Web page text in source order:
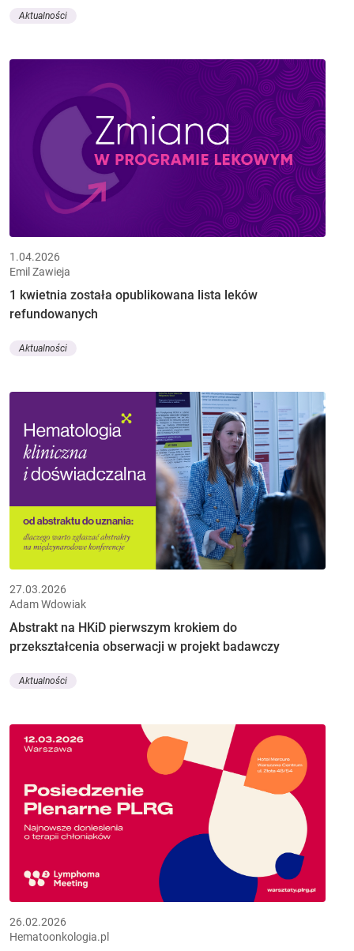
Aktualności
1.04.2026
Emil Zawieja
1 kwietnia została opublikowana lista leków
refundowanych
Aktualności
27.03.2026
Adam Wdowiak
Abstrakt na HKiD pierwszym krokiem do
przekształcenia obserwacji w projekt badawczy
Aktualności
26.02.2026
Hematoonkologia.pl